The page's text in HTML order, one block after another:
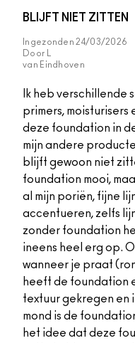
BLIJFT NIET ZITTEN
Ingezonden 24/03/2026
Door
van Eindhoven
Ik heb verschillende
primers,
deze foundation in
mijn andere
blijft gewoon niet
foundation mooi,
al mijn poriën, fijne
accentueren, zelfs
zonder foundation
ineens heel erg op.
wanneer je praat
heeft de foundation
textuur gekregen en
mond is de
het idee dat deze